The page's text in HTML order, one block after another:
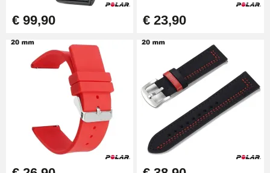
€ 99,90 € 23,90